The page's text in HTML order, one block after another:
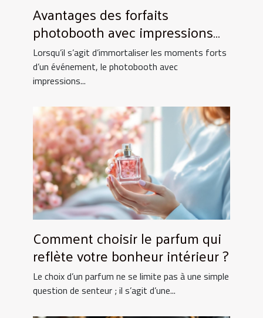
Avantages des forfaits
photobooth avec impressions
illimitées
Lorsqu’il s’agit d’immortaliser les moments forts
d’un événement, le photobooth avec
impressions...
Comment choisir le parfum qui
reflète votre bonheur intérieur ?
Le choix d’un parfum ne se limite pas à une simple
question de senteur ; il s’agit d’une...